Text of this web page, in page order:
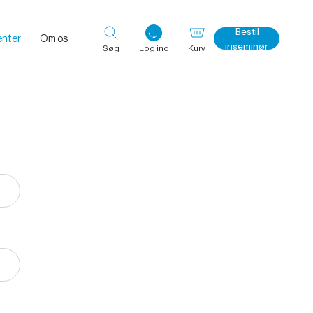
Om os
Søg Log ind Kurv
Bestil
inseminør